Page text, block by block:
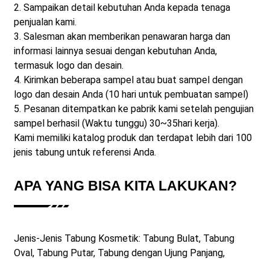
2. Sampaikan detail kebutuhan Anda kepada tenaga
penjualan kami.
3. Salesman akan memberikan penawaran harga dan
informasi lainnya sesuai dengan kebutuhan Anda,
termasuk logo dan desain.
4. Kirimkan beberapa sampel atau buat sampel dengan
logo dan desain Anda (10 hari untuk pembuatan sampel)
5. Pesanan ditempatkan ke pabrik kami setelah pengujian
sampel berhasil (Waktu tunggu) 30~35hari kerja).
Kami memiliki katalog produk dan terdapat lebih dari 100
jenis tabung untuk referensi Anda.
APA YANG BISA KITA LAKUKAN?
Jenis-Jenis Tabung Kosmetik: Tabung Bulat, Tabung
Oval, Tabung Putar, Tabung dengan Ujung Panjang,